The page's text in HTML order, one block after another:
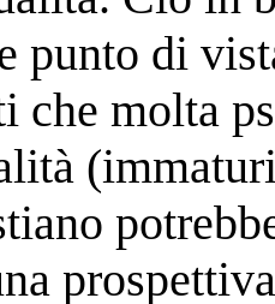
punto di
che molta